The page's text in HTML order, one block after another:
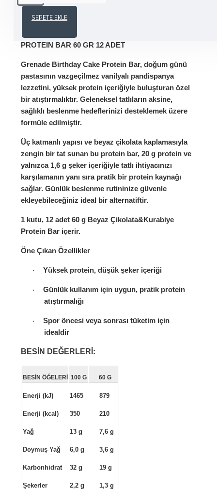
SEPETE EKLE
PROTEIN BAR 60 GR 12 ADET
Grenade Birthday Cake Protein Bar, doğum günü
pastasının vazgeçilmez vanilyalı pandispanya
lezzetini, yüksek protein içeriğiyle buluşturan özel
bir atıştırmalıktır. Geleneksel tatlıların aksine,
sağlıklı beslenme hedeflerinizi desteklemek üzere
formüle edilmiştir.
Üç katmanlı yapısı ve beyaz çikolata kaplamasıyla
zengin bir tat sunan bu protein bar, 20 g protein ve
yalnızca 1,6 g şeker içeriğiyle tatlı ihtiyacınızı
karşılamanın yanı sıra pratik bir protein kaynağı
sağlar. Günlük beslenme rutininize güvenle
ekleyebileceğiniz ideal bir alternatiftir.
1 kutu, 12 adet 60 g Beyaz Çikolata&Kurabiye
Protein Bar içerir.
Öne Çıkan Özellikler
· Yüksek protein, düşük şeker içeriği
·
Günlük kullanım için uygun, pratik protein
atıştırmalığı
·
Spor öncesi veya sonrası tüketim için
idealdir
BESİN DEĞERLERİ:
BESIN ÖĞELERI 100 G 60 G
Enerji (kJ) 1465 879
Enerji (kcal) 350 210
Yağ 13 g 7,6 g
Doymuş Yağ 6,0 g 3,6 g
Karbonhidrat 32 g 19 g
Şekerler 2,2 g 1,3 g